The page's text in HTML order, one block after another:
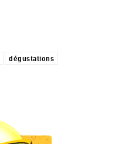
dégustations